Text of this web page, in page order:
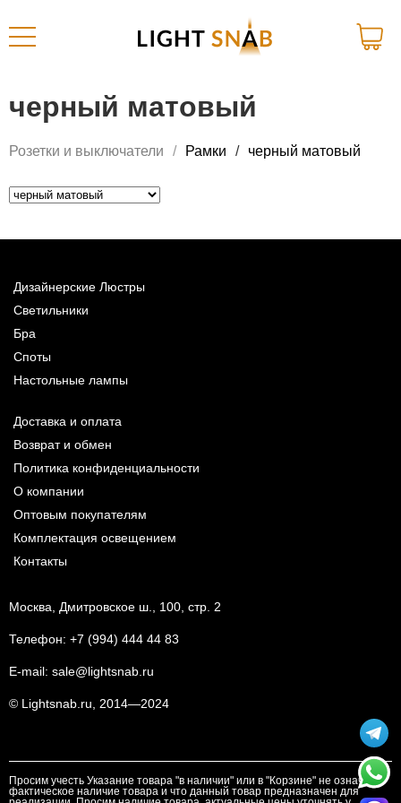
черный матовый
Розетки и выключатели Рамки черный матовый
Дизайнерские Люстры
Светильники
Бра
Споты
Настольные лампы
Доставка и оплата
Возврат и обмен
Политика конфиденциальности
О компании
Оптовым покупателям
Комплектация освещением
Контакты
Москва, Дмитровское ш., 100, стр. 2
Телефон: +7 (994) 444 44 83
E-mail: sale@lightsnab.ru
© Lightsnab.ru, 2014—2024
Просим учесть Указание товара "в наличии" или в "Корзине" не означает
фактическое наличие товара и что данный товар предназначен для